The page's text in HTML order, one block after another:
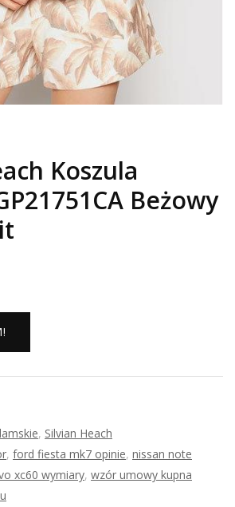
Koszula
Beżowy
, Silvian Heach
, ford fiesta mk7 opinie, nissan note
xc60 wymiary, wzór umowy kupna